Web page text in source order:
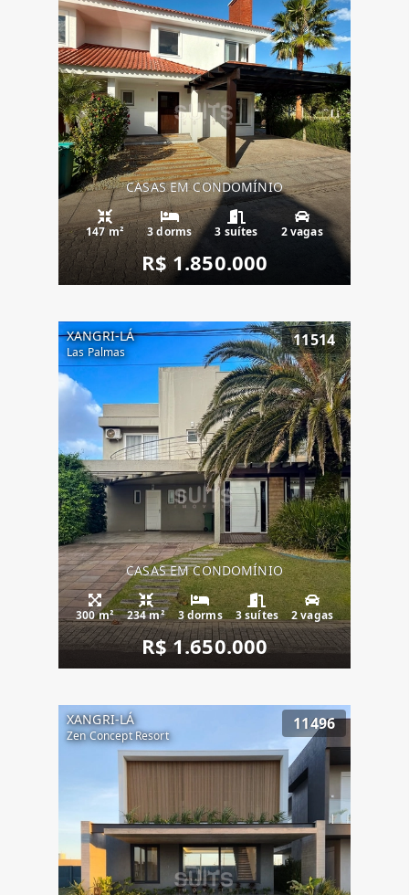
CASAS EM CONDOMÍNIO
147 m² 3 dorms 3 suítes 2 vagas
R$ 1.850.000
XANGRI-LÁ
Las Palmas
11514
CASAS EM CONDOMÍNIO
300 m² 234 m² 3 dorms 3 suítes 2 vagas
R$ 1.650.000
XANGRI-LÁ
Zen Concept Resort
11496